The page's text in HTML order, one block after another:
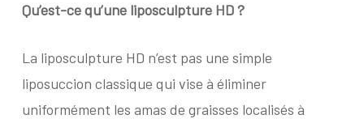
Qu’est-ce qu’une liposculpture HD ?
La liposculpture HD n’est pas une simple
liposuccion classique qui vise à éliminer
uniformément les amas de graisses localisés à